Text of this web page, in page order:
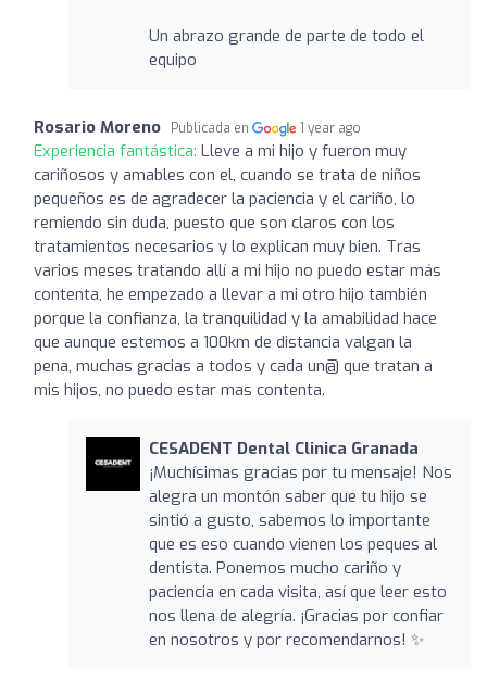
Un abrazo grande de parte de todo el
equipo
Rosario Moreno Publicada en 1 year ago
Experiencia fantástica: Lleve a mi hijo y fueron muy
cariñosos y amables con el, cuando se trata de niños
pequeños es de agradecer la paciencia y el cariño, lo
remiendo sin duda, puesto que son claros con los
tratamientos necesarios y lo explican muy bien. Tras
varios meses tratando allí a mi hijo no puedo estar más
contenta, he empezado a llevar a mi otro hijo también
porque la confianza, la tranquilidad y la amabilidad hace
que aunque estemos a 100km de distancia valgan la
pena, muchas gracias a todos y cada un@ que tratan a
mis hijos, no puedo estar mas contenta.
CESADENT Dental Clinica Granada
¡Muchísimas gracias por tu mensaje! Nos
alegra un montón saber que tu hijo se
sintió a gusto, sabemos lo importante
que es eso cuando vienen los peques al
dentista. Ponemos mucho cariño y
paciencia en cada visita, así que leer esto
nos llena de alegría. ¡Gracias por confiar
en nosotros y por recomendarnos! ✨